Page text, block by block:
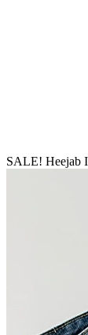
SALE! Heejab